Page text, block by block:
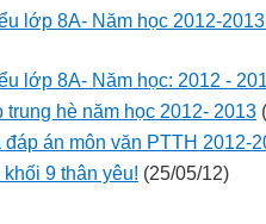
lớp 8A- Năm học 2012-
lớp 8A- Năm học: 2012 -
hè năm học 2012- 2013
đáp án môn văn PTTH 2012-
9 thân yêu! (25/05/12)